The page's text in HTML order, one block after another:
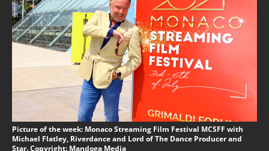
Picture of the week: Monaco Streaming Film Festival MCSFF with
Michael Flatley, Riverdance and Lord of The Dance Producer and
Star. Copyright: Mandoga Media